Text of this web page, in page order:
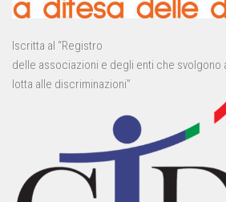
Iscritta al “Registro
delle associazioni e degli enti che svolgono
lotta alle discriminazioni”